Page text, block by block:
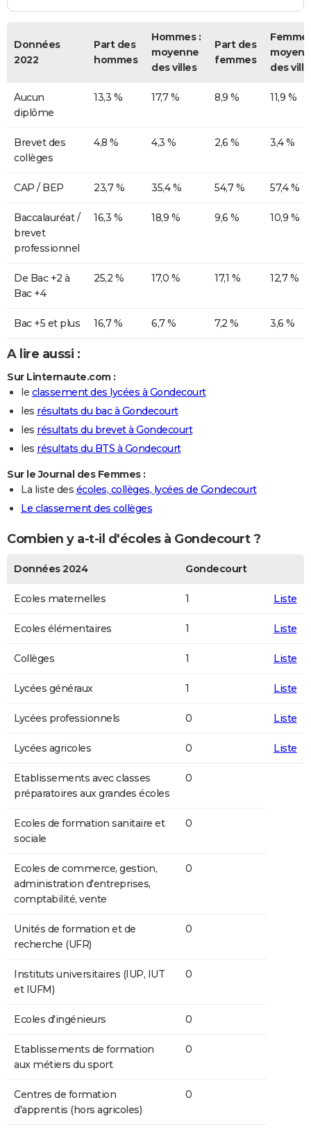
Données
2022
Part des
hommes
Hommes :
moyenne
des villes
Part des
femmes
des
Aucun
diplôme
13,3 % 17,7 % 8,9 % 11,9 %
Brevet des
collèges
4,8 % 4,3 % 2,6 % 3,4 %
CAP / BEP 23,7 % 35,4 % 54,7 % 57,4 %
Baccalauréat /
brevet
professionnel
16,3 % 18,9 % 9,6 % 10,9 %
De Bac +2 à
Bac +4
25,2 % 17,0 % 17,1 % 12,7 %
Bac +5 et plus 16,7 % 6,7 % 7,2 % 3,6 %
A lire aussi :
Sur Linternaute.com :
le classement des lycées à Gondecourt
les résultats du bac à Gondecourt
les résultats du brevet à Gondecourt
les résultats du BTS à Gondecourt
Sur le Journal des Femmes :
La liste des écoles, collèges, lycées de Gondecourt
Le classement des collèges
Combien y a-t-il d'écoles à Gondecourt ?
Données 2024 Gondecourt
Ecoles maternelles 1 Liste
Ecoles élémentaires 1 Liste
Collèges 1 Liste
Lycées généraux 1 Liste
Lycées professionnels 0 Liste
Lycées agricoles 0 Liste
Etablissements avec classes
préparatoires aux grandes écoles
0
Ecoles de formation sanitaire et
sociale
0
Ecoles de commerce, gestion,
administration d'entreprises,
comptabilité, vente
0
Unités de formation et de
recherche (UFR)
0
Instituts universitaires (IUP, IUT
et IUFM)
0
Ecoles d'ingénieurs 0
Etablissements de formation
aux métiers du sport
0
Centres de formation
d'apprentis (hors agricoles)
0